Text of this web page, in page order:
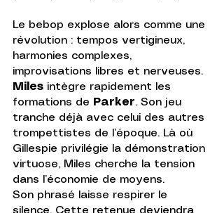
Le bebop explose alors comme une
révolution : tempos vertigineux,
harmonies complexes,
improvisations libres et nerveuses.
Miles intègre rapidement les
formations de Parker. Son jeu
tranche déjà avec celui des autres
trompettistes de l’époque. Là où
Gillespie privilégie la démonstration
virtuose, Miles cherche la tension
dans l’économie de moyens.
Son phrasé laisse respirer le
silence. Cette retenue deviendra